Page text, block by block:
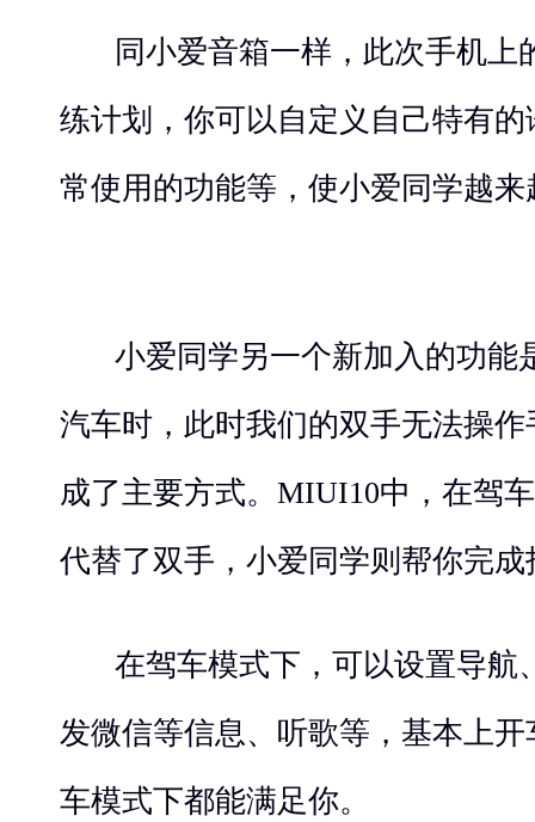
同小爱音箱一样，此次手机上
练计划，你可以自定义自己特有
常使用的功能等，使小爱同学越来
小爱同学另一个新加入的功能
汽车时，此时我们的双手无法操
成了主要方式。MIUI10中，在驾
代替了双手，小爱同学则帮你完成
在驾车模式下，可以设置导航
发微信等信息、听歌等，基本上
车模式下都能满足你。